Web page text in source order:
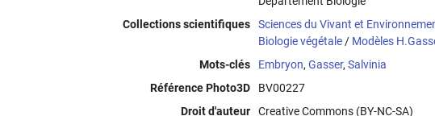
Collections scientifiques
Sciences du Vivant et
Biologie végétale/ Modèles
Mots-clés
Embryon, Gasser, Salvinia
Référence Photo3D
BV00227
Droit d'auteur
Creative Commons (BY-NC-SA)